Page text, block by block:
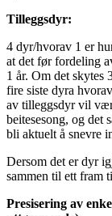
Tilleggsdyr:
4 dyr/hvorav 1 er
at det før fordeling
1 år. Om det skytes
fire siste dyra
av tilleggsdyr vil
beitesesong, og det
bli aktuelt å snevre
Dersom det er dyr
sammen til ett fram
Presisering av